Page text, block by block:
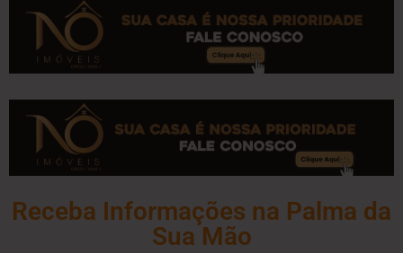
Receba Informações na Palma da
Sua Mão